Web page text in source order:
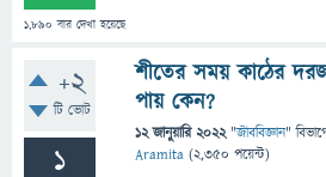
1,890 বার দেখা হয়েছে
+2
টি ভোট
1
শীতের সময় কাঠের
পায় কেন?
12 জানুয়ারি 2022 "জীববিজ্ঞান"
Aramita (2,350 পয়েন্ট)